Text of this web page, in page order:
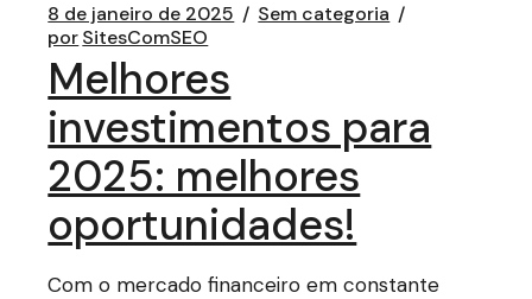
8 de janeiro de 2025
Sem categoria
porSitesComSEO
Melhores
investimentos para
2025: melhores
oportunidades!
Com o mercado financeiro em constante